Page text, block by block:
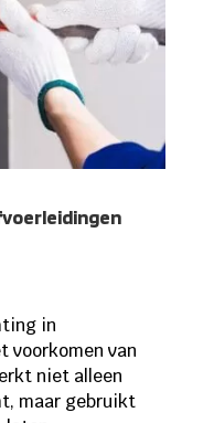
in
voorkomen van
niet alleen
maar gebruikt